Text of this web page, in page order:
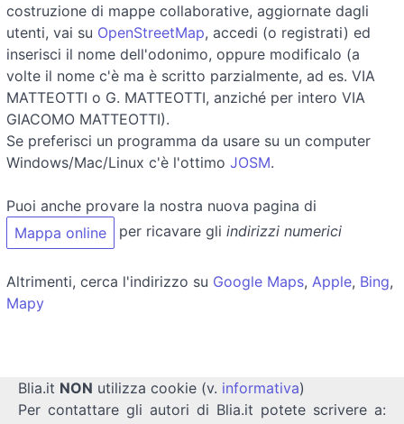
costruzione di mappe collaborative, aggiornate dagli
utenti, vai su OpenStreetMap, accedi (o registrati) ed
inserisci il nome dell'odonimo, oppure modificalo (a
volte il nome c'è ma è scritto parzialmente, ad es. VIA
MATTEOTTI o G. MATTEOTTI, anziché per intero VIA
GIACOMO MATTEOTTI).
Se preferisci un programma da usare su un computer
Windows/Mac/Linux c'è l'ottimo JOSM.
Puoi anche provare la nostra nuova pagina di
Mappa online
per ricavare gli indirizzi numerici
Altrimenti, cerca l'indirizzo su Google Maps, Apple, Bing,
Mapy
Blia.it NON utilizza cookie (v. informativa)
Per contattare gli autori di Blia.it potete scrivere a: